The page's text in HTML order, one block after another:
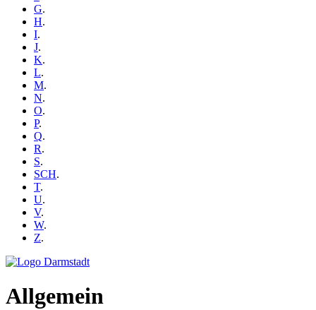
G.
H.
I.
J.
K.
L.
M.
N.
O.
P.
Q.
R.
S.
SCH.
T.
U.
V.
W.
Z.
Allgemein